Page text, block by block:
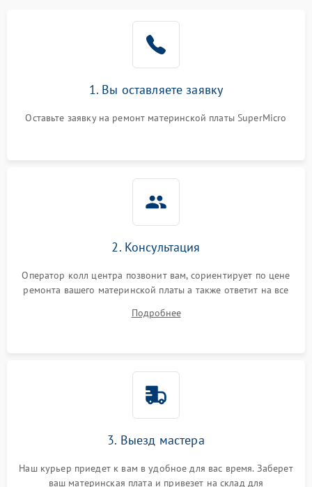
1. Вы оставляете заявку
Оставьте заявку на ремонт материнской платы SuperMicro
2. Консультация
Оператор колл центра позвонит вам, сориентирует по цене
ремонта вашего материнской платы а также ответит на все
Подробнее
3. Выезд мастера
Наш курьер приедет к вам в удобное для вас время. Заберет
ваш материнская плата и привезет на склад для